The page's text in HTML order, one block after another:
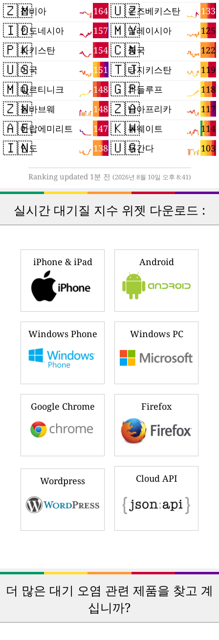
🇿🇲 164
잠비아
🇮🇩 157
인도네시아
🇵🇰 154
파키스탄
🇺🇸 151
미국
🇲🇶 148
마르티니크
🇿🇼 148
짐바브웨
🇦🇪 147
아랍에미리트
🇮🇳 138
인도
🇺🇿 133
우즈베키스탄
🇲🇾 125
말레이시아
🇨🇳 122
중국
🇹🇯 119
타지키스탄
🇬🇵 118
과들루프
🇿🇦 117
남아프리카
🇰🇼 114
쿠웨이트
🇺🇬 103
우간다
Ranking updated 1분 전 (2026년 8월 10일 오후 8:41)
실시간 대기질 지수 위젯 다운로드 :
iPhone & iPad Android
Windows Phone Windows PC
Google Chrome Firefox
Wordpress Cloud API
더 많은 대기 오염 관련 제품을 찾고 계
십니까?